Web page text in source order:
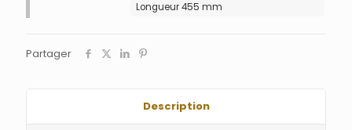
Longueur 455 mm
Partager
Description